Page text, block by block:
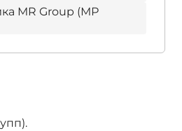
MR Group (МР